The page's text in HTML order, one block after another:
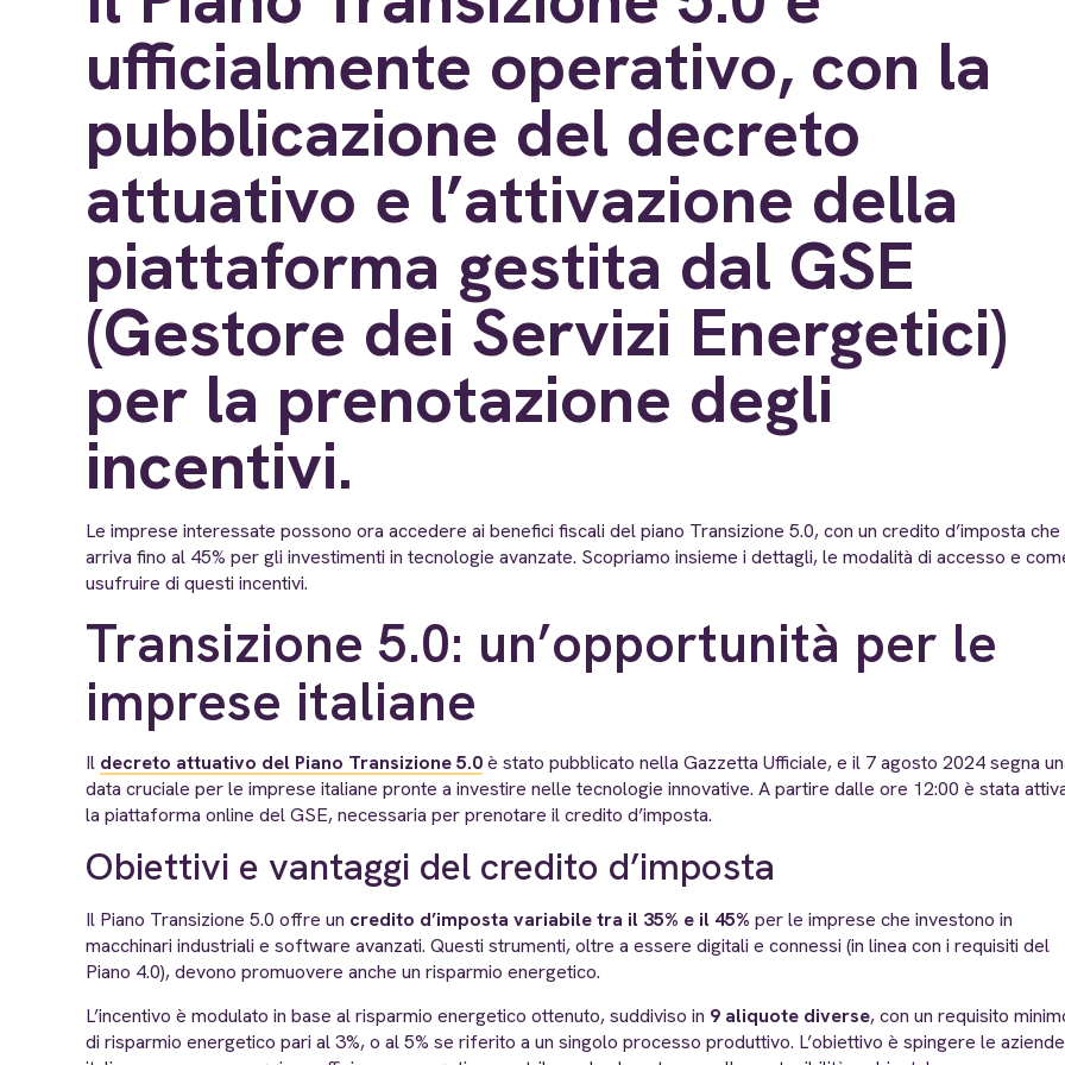
ufficialmente operativo, con la
pubblicazione del decreto
attuativo e l’attivazione della
piattaforma gestita dal GSE
(Gestore dei Servizi Energetici)
per la prenotazione degli
incentivi.
Le imprese interessate possono ora accedere ai benefici fiscali del piano Transizione 5.0, con un credito d’imposta che
arriva fino al 45% per gli investimenti in tecnologie avanzate. Scopriamo insieme i dettagli, le modalità di accesso e
usufruire di questi incentivi.
Transizione 5.0: un’opportunità per le
imprese italiane
Il decreto attuativo del Piano Transizione 5.0è stato pubblicato nella Gazzetta Ufficiale, e il 7 agosto 2024 segna
data cruciale per le imprese italiane pronte a investire nelle tecnologie innovative. A partire dalle ore 12:00 è stata
la piattaforma online del GSE, necessaria per prenotare il credito d’imposta.
Obiettivi e vantaggi del credito d’imposta
Il Piano Transizione 5.0 offre un credito d’imposta variabile tra il 35% e il 45% per le imprese che investono in
macchinari industriali e software avanzati. Questi strumenti, oltre a essere digitali e connessi (in linea con i requisiti del
Piano 4.0), devono promuovere anche un risparmio energetico.
L’incentivo è modulato in base al risparmio energetico ottenuto, suddiviso in 9 aliquote diverse, con un requisito
di risparmio energetico pari al 3%, o al 5% se riferito a un singolo processo produttivo. L’obiettivo è spingere le aziende